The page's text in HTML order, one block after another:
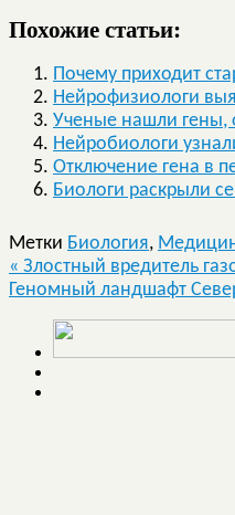
Похожие статьи:
Почему приходит
Нейрофизиологи
Ученые нашли гены,
Нейробиологи
Отключение гена в
Биологи раскрыли
Метки Биология,
« Злостный вредитель
Геномный ландшафт